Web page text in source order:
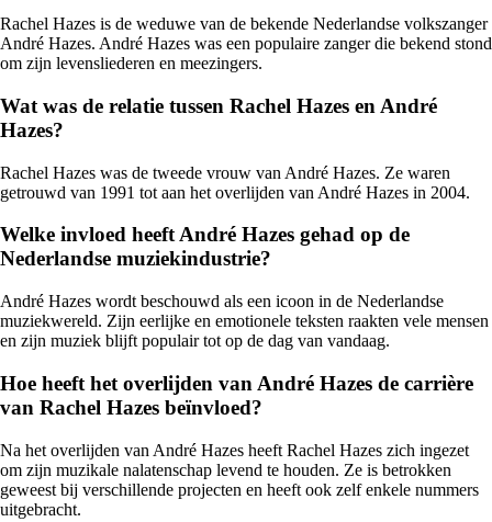
Rachel Hazes is de weduwe van de bekende Nederlandse volkszanger
André Hazes. André Hazes was een populaire zanger die bekend stond
om zijn levensliederen en meezingers.
Wat was de relatie tussen Rachel Hazes en André
Hazes?
Rachel Hazes was de tweede vrouw van André Hazes. Ze waren
getrouwd van 1991 tot aan het overlijden van André Hazes in 2004.
Welke invloed heeft André Hazes gehad op de
Nederlandse muziekindustrie?
André Hazes wordt beschouwd als een icoon in de Nederlandse
muziekwereld. Zijn eerlijke en emotionele teksten raakten vele mensen
en zijn muziek blijft populair tot op de dag van vandaag.
Hoe heeft het overlijden van André Hazes de carrière
van Rachel Hazes beïnvloed?
Na het overlijden van André Hazes heeft Rachel Hazes zich ingezet
om zijn muzikale nalatenschap levend te houden. Ze is betrokken
geweest bij verschillende projecten en heeft ook zelf enkele nummers
uitgebracht.